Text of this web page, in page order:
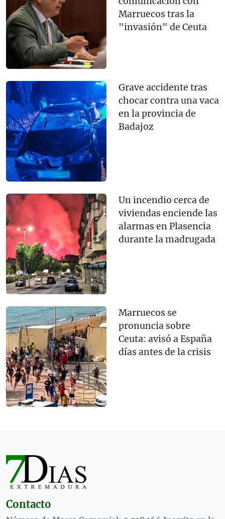
Marruecos tras la
"invasión" de Ceuta
Grave accidente tras
chocar contra una vaca
en la provincia de
Badajoz
Un incendio cerca de
viviendas enciende las
alarmas en Plasencia
durante la madrugada
Marruecos se
pronuncia sobre
Ceuta: avisó a España
días antes de la crisis
Contacto